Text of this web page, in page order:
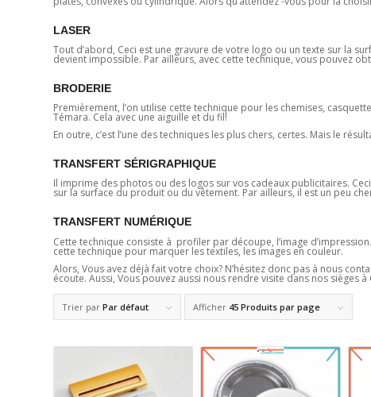
LASER
Tout d’abord, Ceci est une gravure de votre logo ou un texte sur la
devient impossible. Par ailleurs, avec cette technique, vous pouvez
BRODERIE
Premièrement, l’on utilise cette technique pour les chemises,
Témara. Cela avec une aiguille et du fil!
En outre, c’est l’une des techniques les plus chers, certes. Mais le
TRANSFERT SÉRIGRAPHIQUE
Il imprime des photos ou des logos sur vos cadeaux publicitaires.
sur la surface du produit ou du vêtement. Par ailleurs, il est un peu
TRANSFERT NUMÉRIQUE
Cette technique consiste à profiler par découpe, l’image
cette technique pour marquer les textiles, les images en couleur.
Alors, Vous avez déjà fait votre choix? N’hésitez donc pas à nous
écoute. Aussi, Vous pouvez aussi nous rendre visite dans nos sièges
Trier par Par défaut Afficher 45 Produits par page